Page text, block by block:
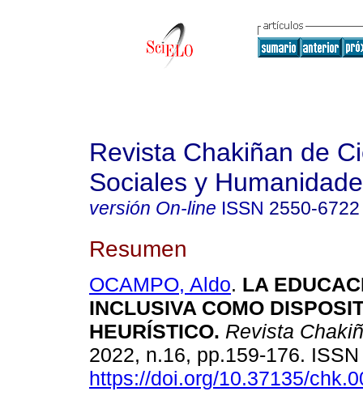
Revista Chakiñan de
Sociales y
versión On-line ISSN 2550-6722
Resumen
OCAMPO, Aldo. LA
INCLUSIVA COMO
HEURÍSTICO. Revista
2022, n.16, pp.159-176.
https://doi.org/10.37135/